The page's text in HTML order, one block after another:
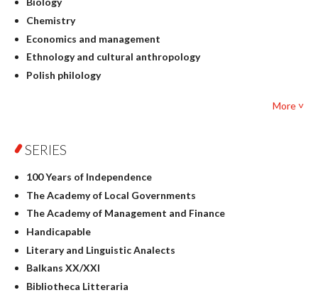
Chemistry
Economics and management
Ethnology and cultural anthropology
Polish philology
Geography
Linguistics
Judaica
Culture and art
Literary Studies
Mathematics
Pedagogy
Textbooks for foreigners
More ˅
SERIES
100 Years of Independence
The Academy of Local Governments
The Academy of Management and Finance
Handicapable
Literary and Linguistic Analects
Balkans XX/XXI
Bibliotheca Litteraria